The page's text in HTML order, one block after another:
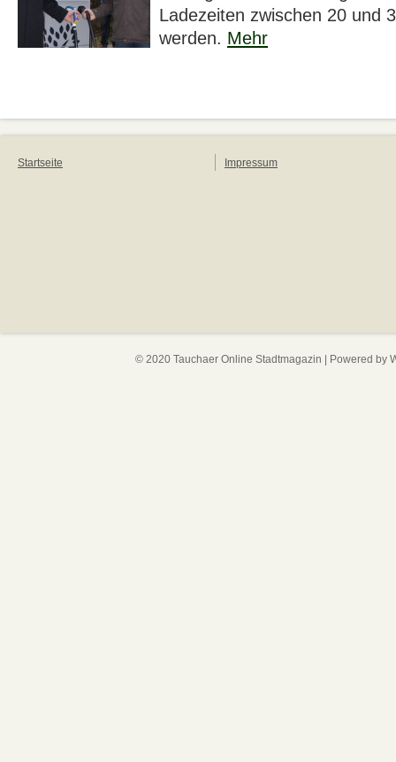
Ladezeiten zwischen 20 und
werden. Mehr
Startseite Impressum
© 2020 Tauchaer Online Stadtmagazin | Powered by